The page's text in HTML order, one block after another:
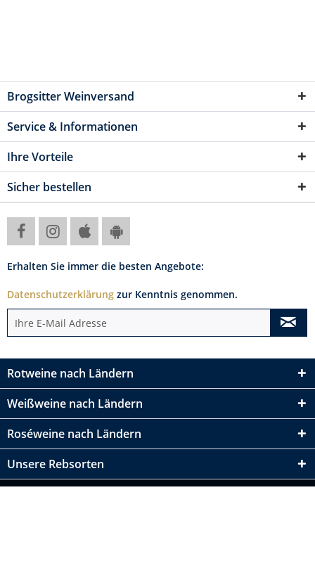
Brogsitter Weinversand
Service & Informationen
Ihre Vorteile
Sicher bestellen
Erhalten Sie immer die besten Angebote:
Datenschutzerklärung zur Kenntnis genommen.
Rotweine nach Ländern
Weißweine nach Ländern
Roséweine nach Ländern
Unsere Rebsorten